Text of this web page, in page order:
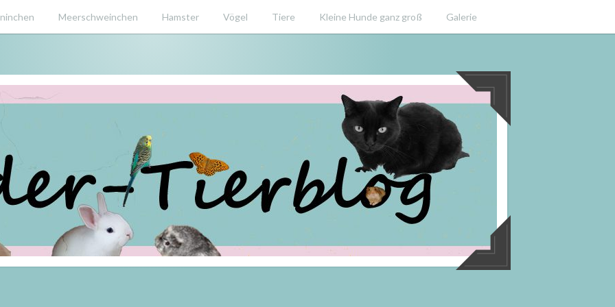
Meerschweinchen Hamster Vögel Tiere Kleine Hunde ganz groß Galerie